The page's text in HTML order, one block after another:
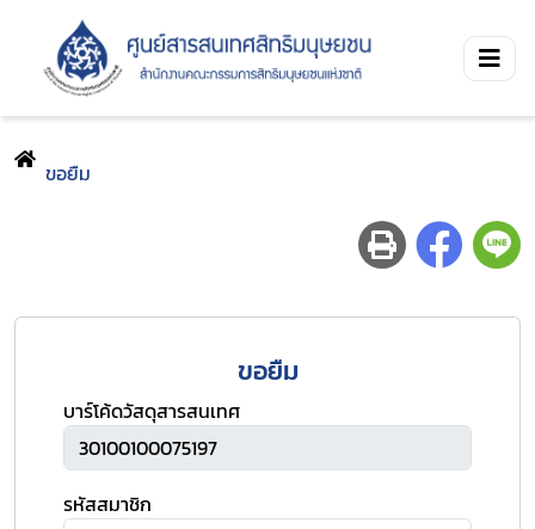
ขอยืม
ขอยืม
บาร์โค้ดวัสดุสารสนเทศ
รหัสสมาชิก